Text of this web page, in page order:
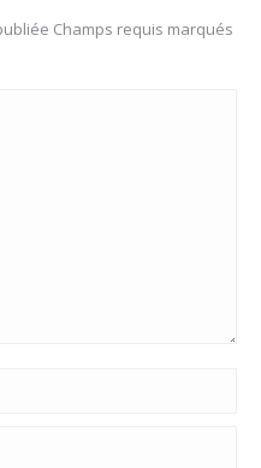
Champs requis marqués